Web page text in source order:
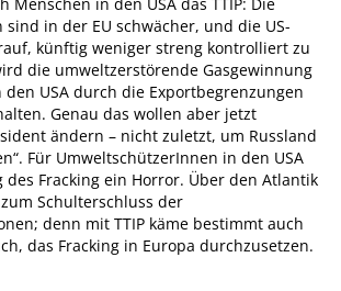
sind in der EU schwächer, und die US-
künftig weniger streng kontrolliert zu
die umweltzerstörende Gasgewinnung
USA durch die Exportbegrenzungen
Genau das wollen aber jetzt
ändern – nicht zuletzt, um Russland
Für UmweltschützerInnen in den USA
des Fracking ein Horror. Über den Atlantik
Schulterschluss der
denn mit TTIP käme bestimmt auch
das Fracking in Europa durchzusetzen.